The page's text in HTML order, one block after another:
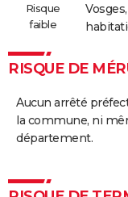
Risque
faible
RISQUE DE
Aucun arrêté
la commune, ni
département.